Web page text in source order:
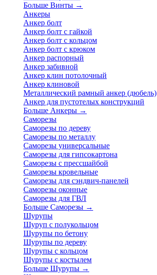
Больше Винты →
Анкеры
Анкер болт
Анкер болт с гайкой
Анкер болт с кольцом
Анкер болт с крюком
Анкер распорный
Анкер забивной
Анкер клин потолочный
Анкер клиновой
Металлический рамный анкер (дюбель)
Анкер для пустотелых конструкций
Больше Анкеры →
Саморезы
Саморезы по дереву
Саморезы по металлу
Саморезы универсальные
Саморезы для гипсокартона
Саморезы с прессшайбой
Саморезы кровельные
Саморезы для сэндвич-панелей
Саморезы оконные
Саморезы для ГВЛ
Больше Саморезы →
Шурупы
Шуруп с полукольцом
Шурупы по бетону
Шурупы по дереву
Шурупы с кольцом
Шурупы с костылем
Больше Шурупы →